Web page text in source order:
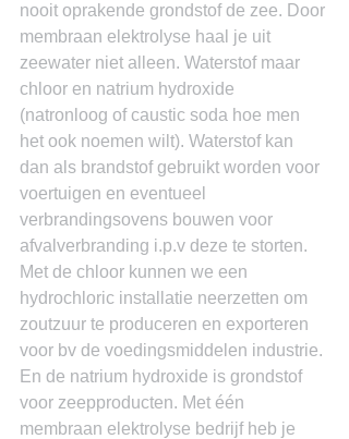
nooit oprakende grondstof de zee. Door
membraan elektrolyse haal je uit
zeewater niet alleen. Waterstof maar
chloor en natrium hydroxide
(natronloog of caustic soda hoe men
het ook noemen wilt). Waterstof kan
dan als brandstof gebruikt worden voor
voertuigen en eventueel
verbrandingsovens bouwen voor
afvalverbranding i.p.v deze te storten.
Met de chloor kunnen we een
hydrochloric installatie neerzetten om
zoutzuur te produceren en exporteren
voor bv de voedingsmiddelen industrie.
En de natrium hydroxide is grondstof
voor zeepproducten. Met één
membraan elektrolyse bedrijf heb je